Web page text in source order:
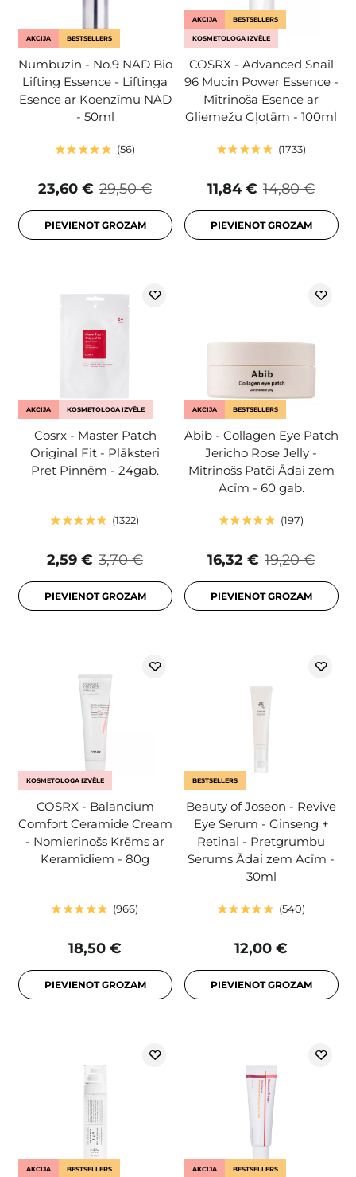
AKCIJA BESTSELLERS
Numbuzin - No.9 NAD Bio
Lifting Essence - Liftinga
Esence ar Koenzīmu NAD
- 50ml
56
29,50 €
23,60 €
PIEVIENOT GROZAM
AKCIJA BESTSELLERS
KOSMETOLOGA IZVĒLE
COSRX - Advanced Snail
96 Mucin Power Essence -
Mitrinoša Esence ar
Gliemežu Gļotām - 100ml
1733
14,80 €
11,84 €
PIEVIENOT GROZAM
AKCIJA KOSMETOLOGA IZVĒLE
Cosrx - Master Patch
Original Fit - Plāksteri
Pret Pinnēm - 24gab.
1322
3,70 €
2,59 €
PIEVIENOT GROZAM
AKCIJA BESTSELLERS
Abib - Collagen Eye Patch
Jericho Rose Jelly -
Mitrinošs Patči Ādai zem
Acīm - 60 gab.
197
19,20 €
16,32 €
PIEVIENOT GROZAM
KOSMETOLOGA IZVĒLE
COSRX - Balancium
Comfort Ceramide Cream
- Nomierinošs Krēms ar
Keramīdiem - 80g
966
18,50 €
PIEVIENOT GROZAM
BESTSELLERS
Beauty of Joseon - Revive
Eye Serum - Ginseng +
Retinal - Pretgrumbu
Serums Ādai zem Acīm -
30ml
540
12,00 €
PIEVIENOT GROZAM
AKCIJA BESTSELLERS AKCIJA BESTSELLERS